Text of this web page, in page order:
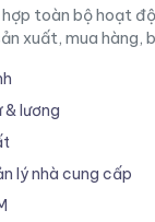
hợp toàn bộ hoạt
xuất, mua hàng,
& lương
lý nhà cung cấp